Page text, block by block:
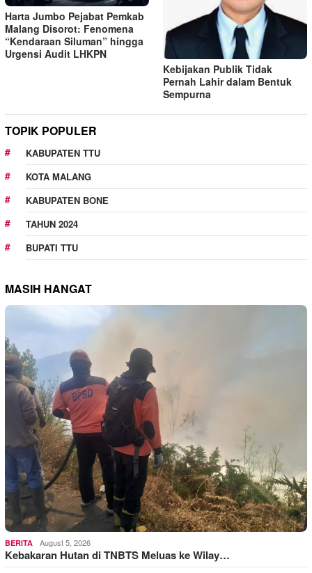
Harta Jumbo Pejabat Pemkab
Malang Disorot: Fenomena
“Kendaraan Siluman” hingga
Urgensi Audit LHKPN
Kebijakan Publik Tidak
Pernah Lahir dalam Bentuk
Sempurna
TOPIK POPULER
KABUPATEN TTU
KOTA MALANG
KABUPATEN BONE
TAHUN 2024
BUPATI TTU
MASIH HANGAT
BERITA August 5, 2026
Kebakaran Hutan di TNBTS Meluas ke Wilay…